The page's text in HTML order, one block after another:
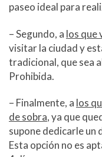
paseo ideal para
– Segundo, a los que
visitar la ciudad y
tradicional, que sea
Prohibida.
– Finalmente, a los
de sobra, ya que
supone dedicarle un
Esta opción no es